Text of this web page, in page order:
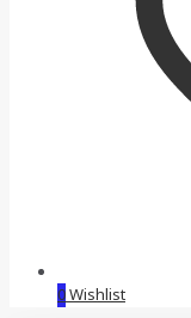
0Wishlist